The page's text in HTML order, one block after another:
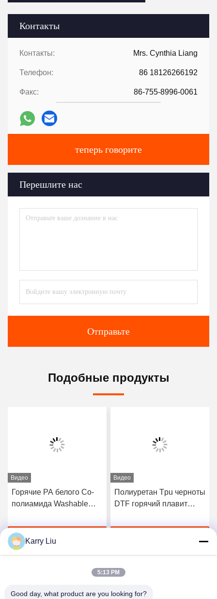
Контакты
Контакты: Mrs. Cynthia Liang
Телефон: 86 18126266192
Факс: 86-755-8996-0061
теперь говорите
Перешлите нас
Отправьте
Подобные продукты
Видео
Горячие PA белого Со-
полиамида Washable
печатания передачи
тепла
Получите самую
Видео
Полиуретан Tpu черноты
DTF горячий плавит
печатания передачи
Karry Liu
5:13 PM
Good day, what product are you looking for?